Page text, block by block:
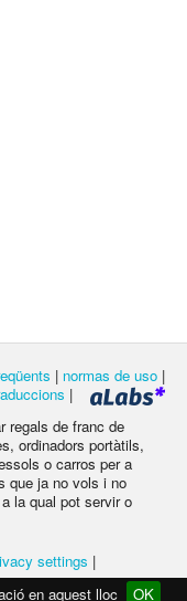
en aquest lloc OK
| normas de uso |
|
regals de franc de
ordinadors portàtils,
o carros per a
que ja no vols i no
la qual pot servir o
settings |